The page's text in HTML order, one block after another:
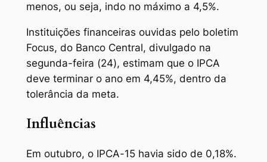
menos, ou seja, indo no máximo a 4,5%.
Instituições financeiras ouvidas pelo boletim
Focus, do Banco Central, divulgado na
segunda-feira (24), estimam que o IPCA
deve terminar o ano em 4,45%, dentro da
tolerância da meta.
Influências
Em outubro, o IPCA-15 havia sido de 0,18%.